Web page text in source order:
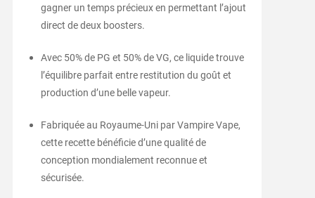
gagner un temps précieux en permettant l’ajout
direct de deux boosters.
Avec 50% de PG et 50% de VG, ce liquide trouve
l’équilibre parfait entre restitution du goût et
production d’une belle vapeur.
Fabriquée au Royaume-Uni par Vampire Vape,
cette recette bénéficie d’une qualité de
conception mondialement reconnue et
sécurisée.